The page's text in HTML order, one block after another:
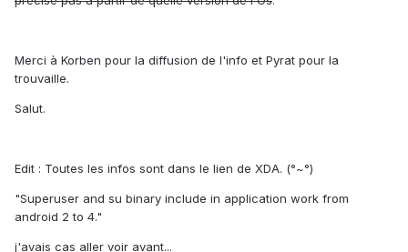
Merci à Korben pour la diffusion de l'info et Pyrat pour la
trouvaille.
Salut.
Edit : Toutes les infos sont dans le lien de XDA. (°~°)
"Superuser and su binary include in application work from
android 2 to 4."
j'avais cas aller voir avant...